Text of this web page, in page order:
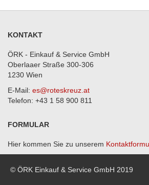
KONTAKT
ÖRK - Einkauf & Service GmbH
Oberlaaer Straße 300-306
1230 Wien
E-Mail: es@roteskreuz.at
Telefon: +43 1 58 900 811
FORMULAR
Hier kommen Sie zu unserem
© ÖRK Einkauf & Service GmbH 2019